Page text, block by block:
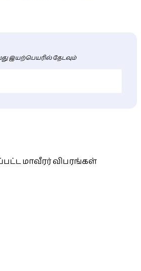
இயற்பெயரில் தேடவும்
மாவீரர் விபரங்கள்